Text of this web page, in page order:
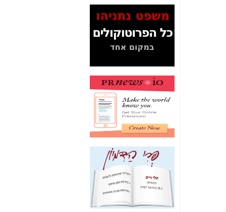
המסמכים בנושא בזק-
Yes (תיק 4000)
מוכיחים "תפירת תיק"
לאיש הלא נכון! -כאן
עובדות ומסמכים
האם ביבי כשר
תקשורת עזר לקב'
בזק? -כאן
מה מקור ה-Fake
News שהביא לתפירת
תיק לביבי והעלמת
החשודים הנכונים -כאן
אחת הרגליים של "תיק
4000 התפור"
התמוטטה היום
בניצחון (כפול) של בזק
-
כאן
איך כתבות מפנקות